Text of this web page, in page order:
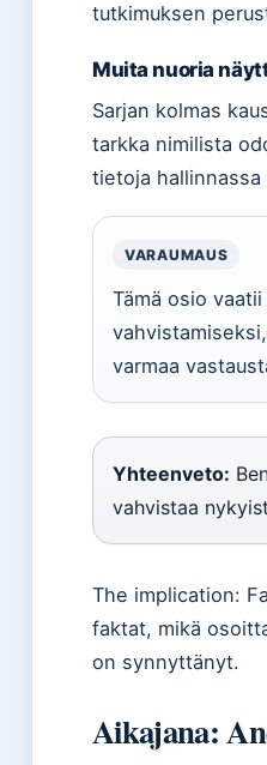
tutkimuksen
Muita nuoria
Sarjan kolmas
tarkka nimilista
tietoja
VARAUMAUS
Tämä osio
varmaa
Yhteenveto:
vahvistaa
The implication:
faktat, mikä
on synnyttänyt.
Aikajana: